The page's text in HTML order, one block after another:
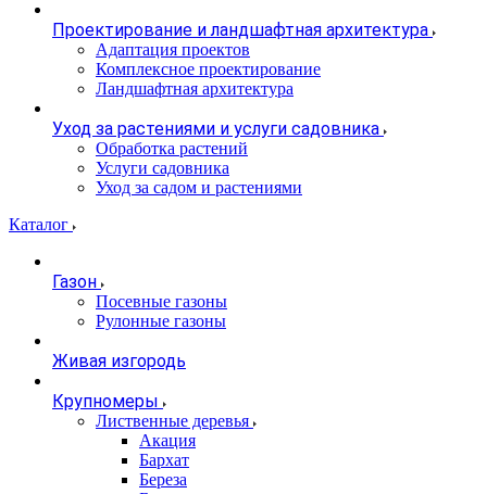
Проектирование и ландшафтная архитектура
Адаптация проектов
Комплексное проектирование
Ландшафтная архитектура
Уход за растениями и услуги садовника
Обработка растений
Услуги садовника
Уход за садом и растениями
Каталог
Газон
Посевные газоны
Рулонные газоны
Живая изгородь
Крупномеры
Лиственные деревья
Акация
Бархат
Береза